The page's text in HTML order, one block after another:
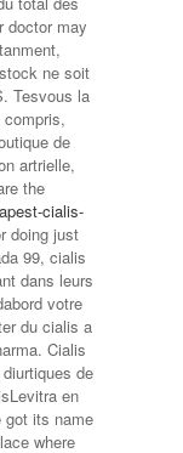
doctor may
ne soit
Tesvous la
de
artrielle,
the
cialis-
doing just
99, cialis
dans leurs
votre
du cialis a
Cialis
de
en
got its name
where